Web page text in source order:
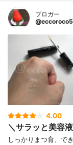
ブロガー
@eccoroco5
4.00
＼サラッと美容
しっかりまつ育、で